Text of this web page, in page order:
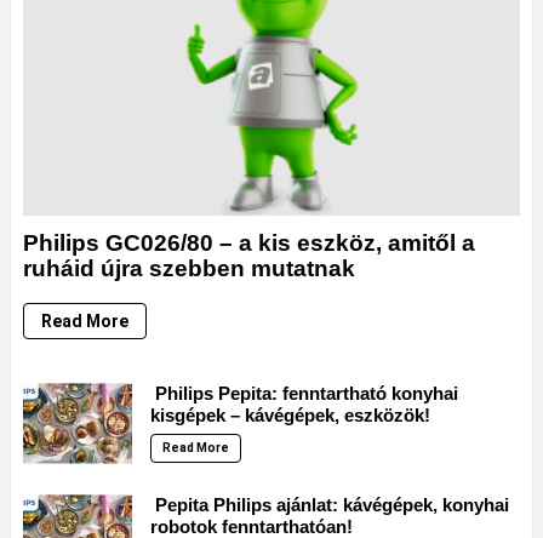
Philips GC026/80 – a kis eszköz, amitől a
ruháid újra szebben mutatnak
Read More
Philips Pepita: fenntartható konyhai
kisgépek – kávégépek, eszközök!
Read More
Pepita Philips ajánlat: kávégépek, konyhai
robotok fenntarthatóan!